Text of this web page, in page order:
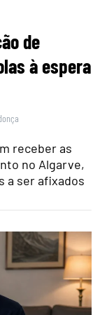
de
à espera
receber as
no Algarve,
a ser afixados